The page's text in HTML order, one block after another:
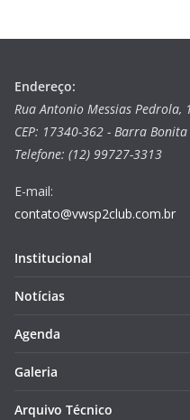
Endereço:
Rua Antonio Messias Pedrola,
CEP: 17340-362 - Barra
Telefone: (12) 99727-3313
E-mail:
contato@vwsp2club.com.br
Institucional
Notícias
Agenda
Galeria
Arquivo Técnico